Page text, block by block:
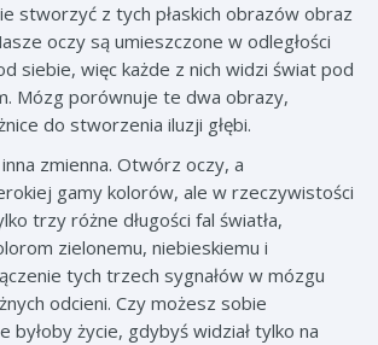
stworzyć z tych płaskich obrazów obraz
oczy są umieszczone w odległości
siebie, więc każde z nich widzi świat pod
Mózg porównuje te dwa obrazy,
do stworzenia iluzji głębi.
zmienna. Otwórz oczy, a
gamy kolorów, ale w rzeczywistości
trzy różne długości fal światła,
zielonemu, niebieskiemu i
tych trzech sygnałów w mózgu
odcieni. Czy możesz sobie
byłoby życie, gdybyś widział tylko na